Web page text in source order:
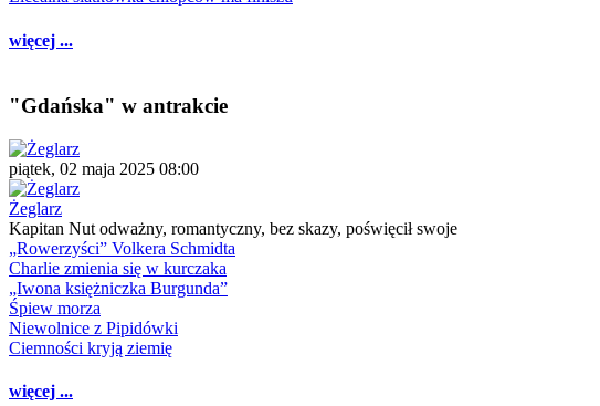
więcej ...
"Gdańska" w antrakcie
piątek, 02 maja 2025 08:00
Żeglarz
Kapitan Nut odważny, romantyczny, bez skazy, poświęcił swoje
„Rowerzyści” Volkera Schmidta
Charlie zmienia się w kurczaka
„Iwona księżniczka Burgunda”
Śpiew morza
Niewolnice z Pipidówki
Ciemności kryją ziemię
więcej ...